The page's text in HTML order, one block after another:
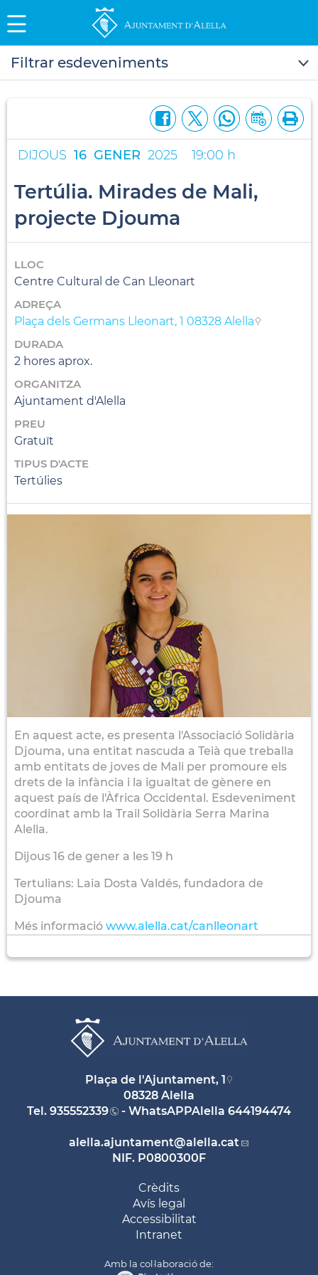
Filtrar esdeveniments
DIJOUS 16 GENER 2025 19:00 h
Tertúlia. Mirades de Mali,
projecte Djouma
LLOC
Centre Cultural de Can Lleonart
ADREÇA
Plaça dels Germans Lleonart, 1 08328 Alella
DURADA
2 hores aprox.
ORGANITZA
Ajuntament d'Alella
PREU
Gratuït
TIPUS D'ACTE
Tertúlies
En aquest acte, es presenta l'Associació Solidària
Djouma, una entitat nascuda a Teià que treballa
amb entitats de joves de Mali per promoure els
drets de la infància i la igualtat de gènere en
aquest país de l'Àfrica Occidental. Esdeveniment
coordinat amb la Trail Solidària Serra Marina
Alella.
Dijous 16 de gener a les 19 h
Tertulians: Laia Dosta Valdés, fundadora de
Djouma
Més informació www.alella.cat/canlleonart
Plaça de l'Ajuntament, 1
08328 Alella
Tel. 935552339 - WhatsAPPAlella 644194474
alella.ajuntament@alella.cat
NIF. P0800300F
Crèdits
Avís legal
Accessibilitat
Intranet
Amb la col·laboració de: